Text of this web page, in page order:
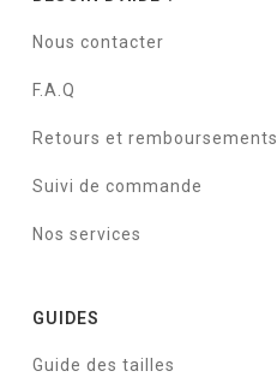
Nous contacter
F.A.Q
Retours et remboursements
Suivi de commande
Nos services
GUIDES
Guide des tailles